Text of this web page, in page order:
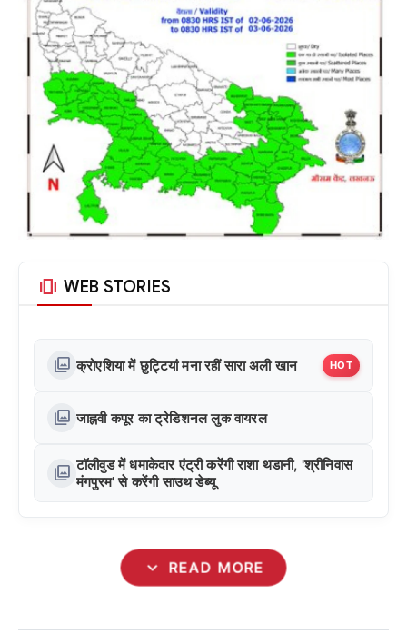
amp_stories WEB STORIES
photo_library क्रोएशिया में छुट्टियां मना रहीं सारा अली खान HOT
photo_library जाह्नवी कपूर का ट्रेडिशनल लुक वायरल
photo_library टॉलीवुड में धमाकेदार एंट्री करेंगी राशा थडानी, 'श्रीनिवास
मंगपुरम' से करेंगी साउथ डेब्यू
expand_more READ MORE